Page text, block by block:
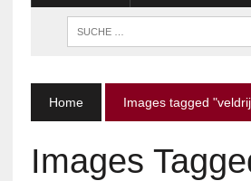
Home Images tagged
Images